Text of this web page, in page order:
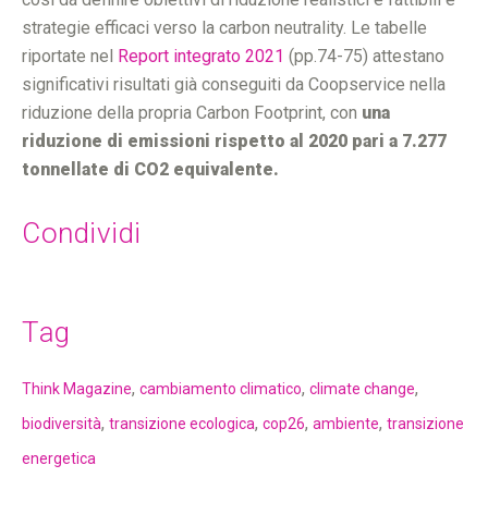
strategie efficaci verso la carbon neutrality. Le tabelle
riportate nel Report integrato 2021 (pp.74-75) attestano
significativi risultati già conseguiti da Coopservice nella
riduzione della propria Carbon Footprint, con una
riduzione di emissioni rispetto al 2020 pari a 7.277
tonnellate di CO2 equivalente.
Condividi
Tag
Think Magazine, cambiamento climatico, climate change,
biodiversità, transizione ecologica, cop26, ambiente, transizione
energetica